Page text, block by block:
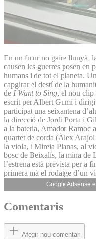
En un futur no gaire llunyà,
causen les guerres posen en
humans i de tot el planeta.
capgirar el destí de la
de I Want to Sing, el nou clip
escrit per Albert Gumí i
participat una seixantena
la direcció de Jordi Porta i
a la bateria, Amador Ramoc
quartet de corda (Àlex
la viola, i Mireia Planas, al
bosc de Beixalís, la mina de
l’estrena està prevista per a
primera mà el rodatge d’un
Google Adsense
Comentaris
Afegir nou comentari